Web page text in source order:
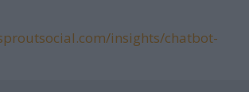
insights/chatbot-